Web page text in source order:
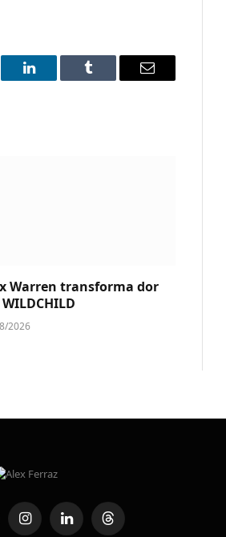
LinkedIn Tumblr Email
Warren transforma dor
2026
InstagramLinkedInThreads